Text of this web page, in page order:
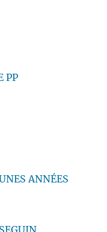
PP
ANNÉES